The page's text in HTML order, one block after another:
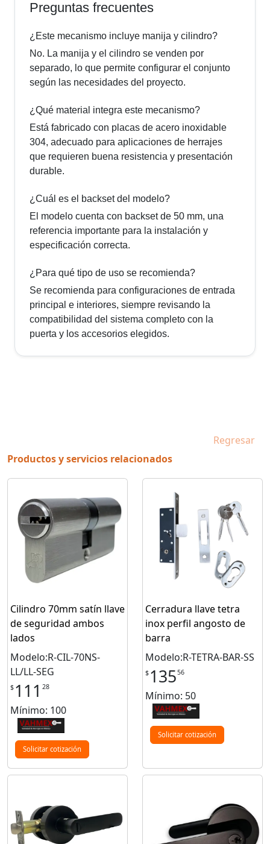
Preguntas frecuentes
¿Este mecanismo incluye manija y cilindro?
No. La manija y el cilindro se venden por
separado, lo que permite configurar el conjunto
según las necesidades del proyecto.
¿Qué material integra este mecanismo?
Está fabricado con placas de acero inoxidable
304, adecuado para aplicaciones de herrajes
que requieren buena resistencia y presentación
durable.
¿Cuál es el backset del modelo?
El modelo cuenta con backset de 50 mm, una
referencia importante para la instalación y
especificación correcta.
¿Para qué tipo de uso se recomienda?
Se recomienda para configuraciones de entrada
principal e interiores, siempre revisando la
compatibilidad del sistema completo con la
puerta y los accesorios elegidos.
Regresar
Productos y servicios relacionados
Cilindro 70mm satín llave
de seguridad ambos
lados
Modelo:R-CIL-70NS-
LL/LL-SEG
$ 111 28
Mínimo: 100
Solicitar cotización
Cerradura llave tetra
inox perfil angosto de
barra
Modelo:R-TETRA-BAR-SS
$ 13556
Mínimo: 50
Solicitar cotización